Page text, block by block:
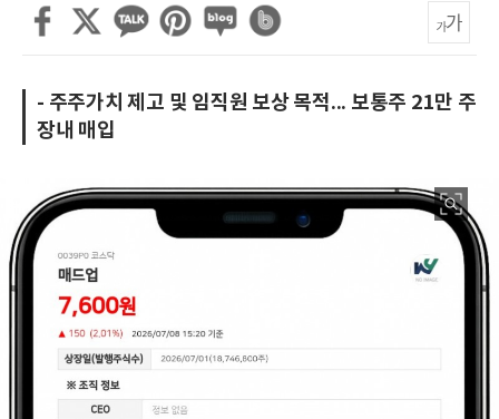
- 주주가치 제고 및 임직원 보상 목적... 보통주 21만 주
장내 매입